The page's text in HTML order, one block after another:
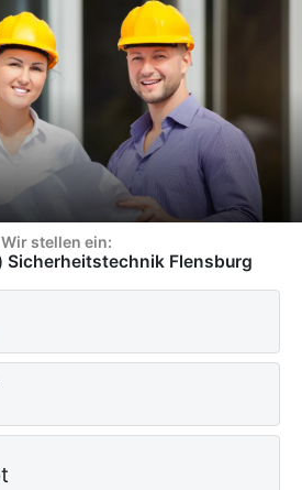
Wir stellen ein:
Sicherheitstechnik Flensburg